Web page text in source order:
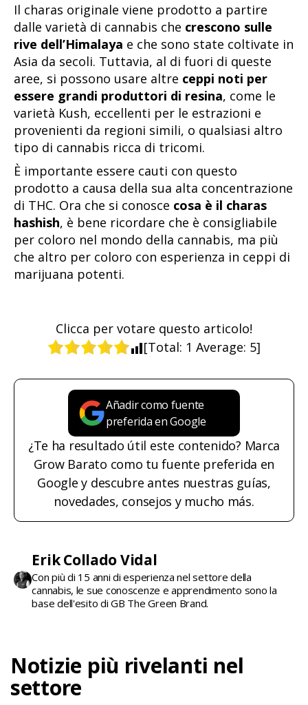
Il charas originale viene prodotto a partire
dalle varietà di cannabis che crescono sulle
rive dell’Himalaya e che sono state coltivate in
Asia da secoli. Tuttavia, al di fuori di queste
aree, si possono usare altre ceppi noti per
essere grandi produttori di resina, come le
varietà Kush, eccellenti per le estrazioni e
provenienti da regioni simili, o qualsiasi altro
tipo di cannabis ricca di tricomi.
È importante essere cauti con questo
prodotto a causa della sua alta concentrazione
di THC. Ora che si conosce cosa è il charas
hashish, è bene ricordare che è consigliabile
per coloro nel mondo della cannabis, ma più
che altro per coloro con esperienza in ceppi di
marijuana potenti.
Clicca per votare questo articolo!
[Total: 1 Average: 5]
Añadir como fuente
preferida en Google
¿Te ha resultado útil este contenido? Marca
Grow Barato como tu fuente preferida en
Google y descubre antes nuestras guías,
novedades, consejos y mucho más.
Erik Collado Vidal
Con più di 15 anni di esperienza nel settore della
cannabis, le sue conoscenze e apprendimento sono la
base dell'esito di GB The Green Brand.
Notizie più rivelanti nel
settore